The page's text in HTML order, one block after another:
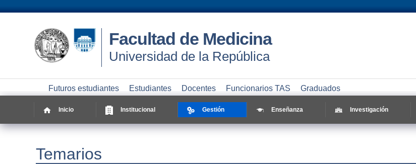
Facultad de Medicina
Universidad de la República
Futuros estudiantes Estudiantes Docentes Funcionarios TAS Graduados
Inicio Institucional Gestión Enseñanza Investigación
Temarios